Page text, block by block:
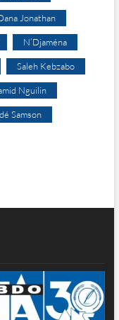
Jonathan
N’Djaména
Saleh Kebzabo
Nguilin
Samson